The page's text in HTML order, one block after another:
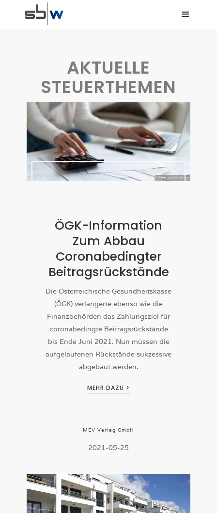
AKTUELLE
STEUERTHEMEN
ÖGK-Information
Zum Abbau
Coronabedingter
Beitragsrückstände
Die Österreichische Gesundheitskasse
(ÖGK) verlängerte ebenso wie die
Finanzbehörden das Zahlungsziel für
coronabedingte Beitragsrückstände
bis Ende Juni 2021. Nun müssen die
aufgelaufenen Rückstände sukzessive
abgebaut werden.
MEHR DAZU >
MEV Verlag GmbH
2021-05-25